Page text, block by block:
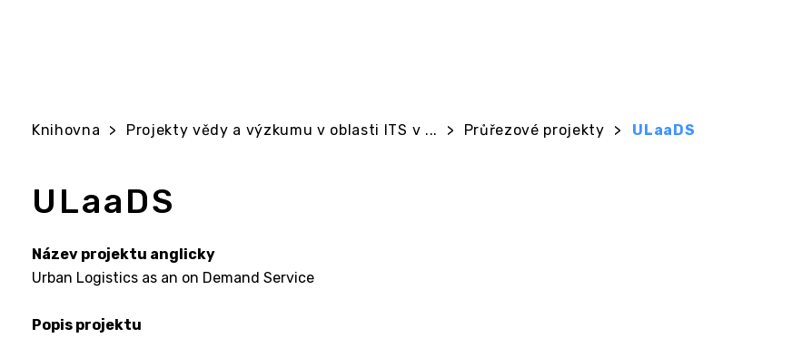
Knihovna > Projekty vědy a výzkumu v oblasti ITS v ... > Průřezové projekty > ULaaDS
ULaaDS
Název projektu anglicky
Urban Logistics as an on Demand Service
Popis projektu